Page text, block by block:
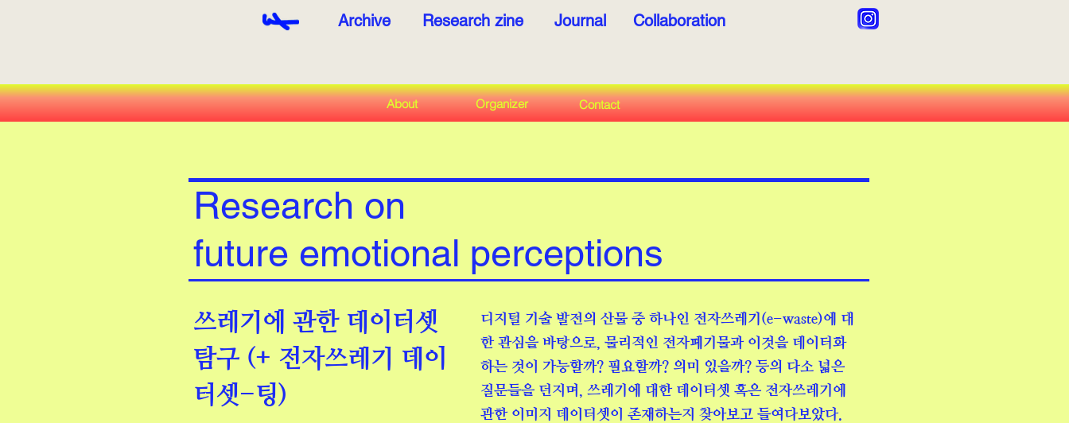
Archive Research zine Journal Collaboration
About Organizer Contact
Research on
future emotional perceptions
쓰레기에 관한 데이터셋
탐구 (+ 전자쓰레기 데이
터셋-팅)
디지털 기술 발전의 산물 중 하나인 전자쓰레기(e-waste)에 대
한 관심을 바탕으로, 물리적인 전자폐기물과 이것을 데이터화
하는 것이 가능할까? 필요할까? 의미 있을까? 등의 다소 넓은
질문들을 던지며, 쓰레기에 대한 데이터셋 혹은 전자쓰레기에
관한 이미지 데이터셋이 존재하는지 찾아보고 들여다보았다.